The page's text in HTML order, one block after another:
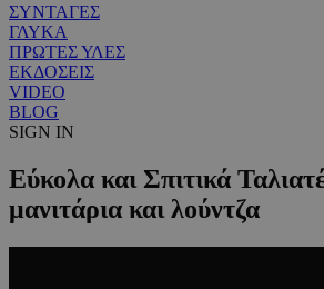
ΣΥΝΤΑΓΕΣ
ΓΛΥΚΑ
ΠΡΩΤΕΣ ΥΛΕΣ
ΕΚΔΟΣΕΙΣ
VIDEO
BLOG
SIGN IN
Εύκολα και Σπιτικά
μανιτάρια και λούντζα